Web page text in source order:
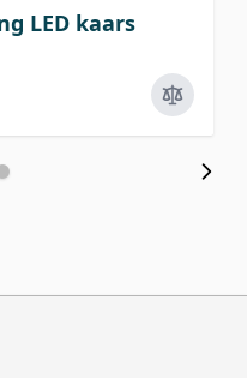
LED kaars